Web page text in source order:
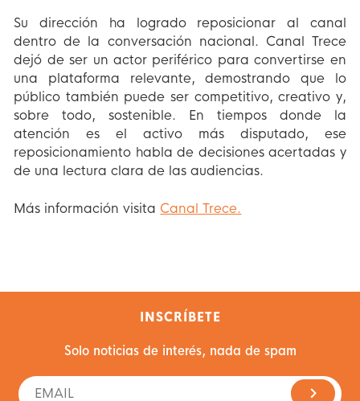
Su dirección ha logrado reposicionar al canal
dentro de la conversación nacional. Canal Trece
dejó de ser un actor periférico para convertirse en
una plataforma relevante, demostrando que lo
público también puede ser competitivo, creativo y,
sobre todo, sostenible. En tiempos donde la
atención es el activo más disputado, ese
reposicionamiento habla de decisiones acertadas y
de una lectura clara de las audiencias.
Más información visita Canal Trece.
INSCRÍBETE
Solo noticias de interés, nada de spam